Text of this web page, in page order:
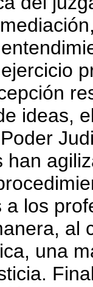
ideas,
han
los
al
una